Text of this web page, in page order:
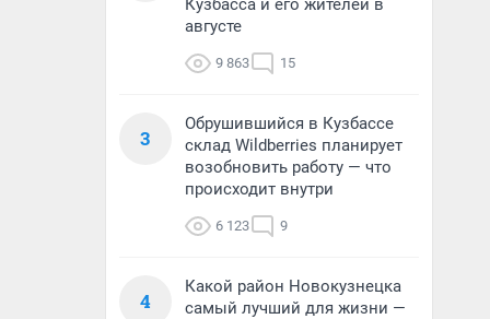
Кузбасса и его жителей в
августе
9 863 15
3
Обрушившийся в Кузбассе
склад Wildberries планирует
возобновить работу — что
происходит внутри
6 123 9
4
Какой район Новокузнецка
самый лучший для жизни —